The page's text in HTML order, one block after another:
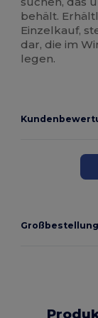
behält.
Einzelkauf,
dar, die im
legen.